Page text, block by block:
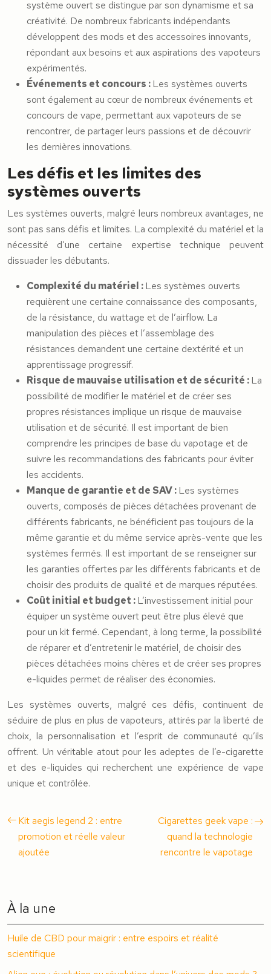
système ouvert se distingue par son dynamisme et sa
créativité. De nombreux fabricants indépendants
développent des mods et des accessoires innovants,
répondant aux besoins et aux aspirations des vapoteurs
expérimentés.
Événements et concours :Les systèmes ouverts
sont également au cœur de nombreux événements et
concours de vape, permettant aux vapoteurs de se
rencontrer, de partager leurs passions et de découvrir
les dernières innovations.
Les défis et les limites des
systèmes ouverts
Les systèmes ouverts, malgré leurs nombreux avantages, ne
sont pas sans défis et limites. La complexité du matériel et la
nécessité d’une certaine expertise technique peuvent
dissuader les débutants.
Complexité du matériel :Les systèmes ouverts
requièrent une certaine connaissance des composants,
de la résistance, du wattage et de l’airflow. La
manipulation des pièces et l’assemblage des
résistances demandent une certaine dextérité et un
apprentissage progressif.
Risque de mauvaise utilisation et de sécurité :La
possibilité de modifier le matériel et de créer ses
propres résistances implique un risque de mauvaise
utilisation et de sécurité. Il est important de bien
comprendre les principes de base du vapotage et de
suivre les recommandations des fabricants pour éviter
les accidents.
Manque de garantie et de SAV :Les systèmes
ouverts, composés de pièces détachées provenant de
différents fabricants, ne bénéficient pas toujours de la
même garantie et du même service après-vente que les
systèmes fermés. Il est important de se renseigner sur
les garanties offertes par les différents fabricants et de
choisir des produits de qualité et de marques réputées.
Coût initial et budget :L’investissement initial pour
équiper un système ouvert peut être plus élevé que
pour un kit fermé. Cependant, à long terme, la possibilité
de réparer et d’entretenir le matériel, de choisir des
pièces détachées moins chères et de créer ses propres
e-liquides permet de réaliser des économies.
Les systèmes ouverts, malgré ces défis, continuent de
séduire de plus en plus de vapoteurs, attirés par la liberté de
choix, la personnalisation et l’esprit de communauté qu’ils
offrent. Un véritable atout pour les adeptes de l’e-cigarette
et des e-liquides qui recherchent une expérience de vape
unique et contrôlée.
Kit aegis legend 2 : entre
promotion et réelle valeur
ajoutée
Cigarettes geek vape :
quand la technologie
rencontre le vapotage
À la une
Huile de CBD pour maigrir : entre espoirs et réalité
scientifique